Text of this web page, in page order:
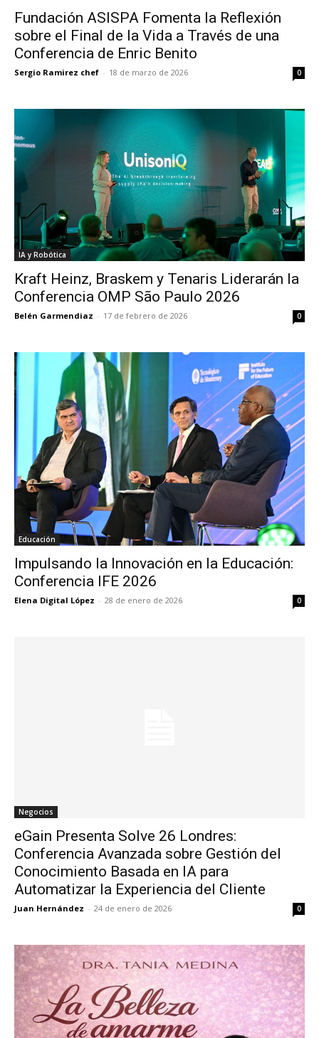
Fundación ASISPA Fomenta la Reflexión
sobre el Final de la Vida a Través de una
Conferencia de Enric Benito
Sergio Ramirez chef - 18 de marzo de 2026 0
IA y Robótica
Kraft Heinz, Braskem y Tenaris Liderarán la
Conferencia OMP São Paulo 2026
Belén Garmendiaz - 17 de febrero de 2026 0
Educación
Impulsando la Innovación en la Educación:
Conferencia IFE 2026
Elena Digital López - 28 de enero de 2026 0
Negocios
eGain Presenta Solve 26 Londres:
Conferencia Avanzada sobre Gestión del
Conocimiento Basada en IA para
Automatizar la Experiencia del Cliente
Juan Hernández - 24 de enero de 2026 0